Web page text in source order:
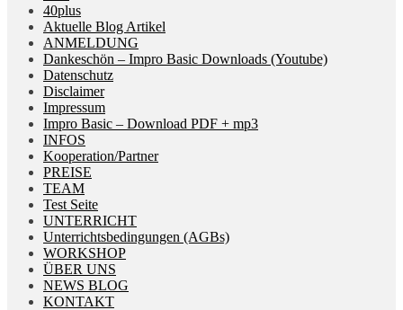
40plus
Aktuelle Blog Artikel
ANMELDUNG
Dankeschön – Impro Basic Downloads (Youtube)
Datenschutz
Disclaimer
Impressum
Impro Basic – Download PDF + mp3
INFOS
Kooperation/Partner
PREISE
TEAM
Test Seite
UNTERRICHT
Unterrichtsbedingungen (AGBs)
WORKSHOP
ÜBER UNS
NEWS BLOG
KONTAKT